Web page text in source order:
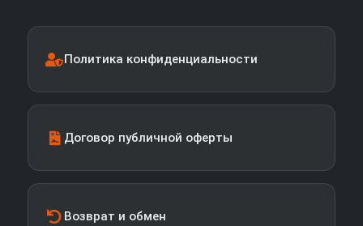
Политика конфиденциальности
Договор публичной оферты
Возврат и обмен